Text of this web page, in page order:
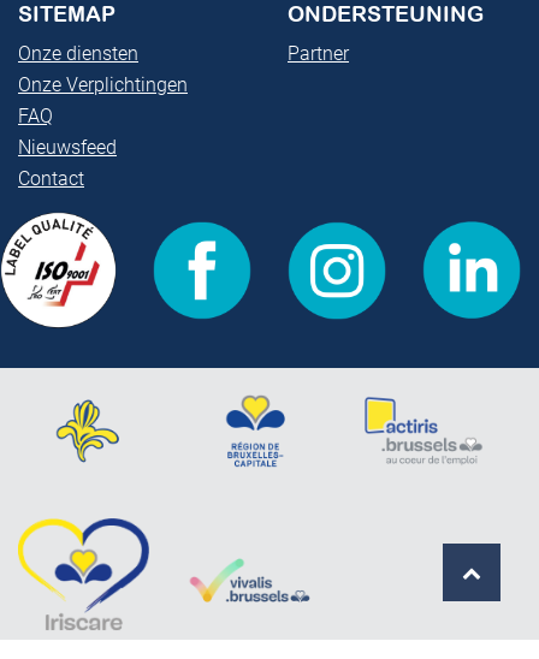
SITEMAP
Onze diensten
Onze Verplichtingen
FAQ
Nieuwsfeed
Contact
ONDERSTEUNING
Partner